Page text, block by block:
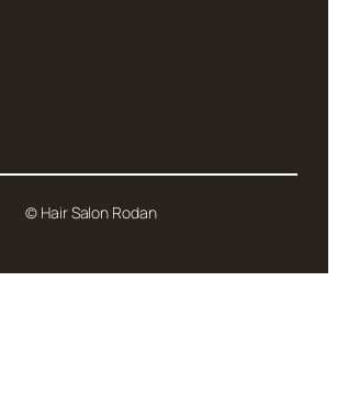
© Hair Salon Rodan